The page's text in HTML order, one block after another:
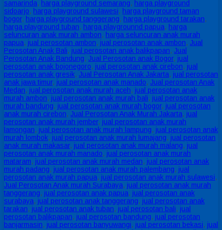
samarinda, harga playground semarang, harga playground
sidoarjo, harga playground sulawesi, harga playground taman
bogor, harga playground tanggerang, harga playground tarakan,
harga playground tuban, harga playgrounnd papua, harga
seluncuran anak murah ambon, harga seluncuran anak murah
papua, jual perosotan ambon, jual perosotan anak ambon, Jual
Perosotan Anak Bali, jual perosotan anak balikpapan, Jual
Perosotan Anak Bandung, Jual Perosotan anak Bogor, jual
perosotan anak bojonegoro, jual perosotan anak cirebon, jual
perosotan anak gresik, Jual Perosotan Anak Jakarta, jual perosotan
anak jawa timur, jual perosotan anak manado, Jual perosotan Anak
Medan, jual perosotan anak murah aceh, jual perosotan anak
murah ambon, jual perosotan anak murah bali, jual perosotan anak
murah bandung, jual perosotan anak murah bogor, jual perosotan
anak murah cirebon, Jual Perosotan Anak Murah Jakarta, jual
perosotan anak murah jember, jual perosotan anak murah
lamongan, jual perosotan anak murah lampung, jual perosotan anak
murah lombok, jual perosotan anak murah lumajang, jual perosotan
anak murah makasar, jual perosotan anak murah malang, jual
perosotan anak murah manado, jual perosotan anak murah
mataram, jual perosotan anak murah medan, jual perosotan anak
murah padang, jual perosotan anak murah palembang, jual
perosotan anak murah papua, jual perosotan anak murah sulawesi,
Jual Perosotan Anak murah Surabaya, jual perosotan anak murah
tanggerang, jual perosotan anak papua, jual perosotan anak
surabaya, jual perosotan anak tanggerang, jual perosotan anak
tarakan, jual perosotan anak tuban, jual perosotan bali, jual
perosotan balikpapan, jual perosotan bandung, jual perosotan
banjarmasin, jual perosotan banyuwangi, jual perosotan bekasi, jual